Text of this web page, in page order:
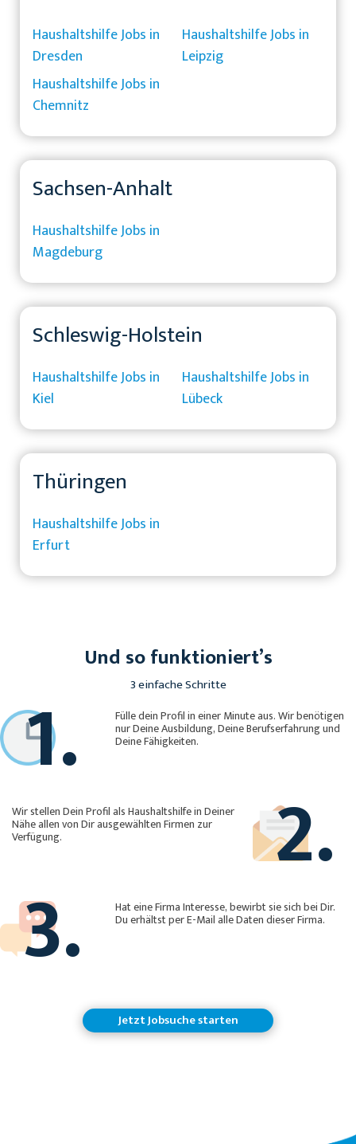
Haushaltshilfe Jobs in
Dresden
Haushaltshilfe Jobs in
Leipzig
Haushaltshilfe Jobs in
Chemnitz
Sachsen-Anhalt
Haushaltshilfe Jobs in
Magdeburg
Schleswig-Holstein
Haushaltshilfe Jobs in
Kiel
Haushaltshilfe Jobs in
Lübeck
Thüringen
Haushaltshilfe Jobs in
Erfurt
Und so funktioniert’s
3 einfache Schritte
1. Fülle dein Profil in einer Minute aus. Wir benötigen
nur Deine Ausbildung, Deine Berufserfahrung und
Deine Fähigkeiten.
2.
Wir stellen Dein Profil als Haushaltshilfe in Deiner
Nähe allen von Dir ausgewählten Firmen zur
Verfügung.
3. Hat eine Firma Interesse, bewirbt sie sich bei Dir.
Du erhältst per E-Mail alle Daten dieser Firma.
Jetzt Jobsuche starten